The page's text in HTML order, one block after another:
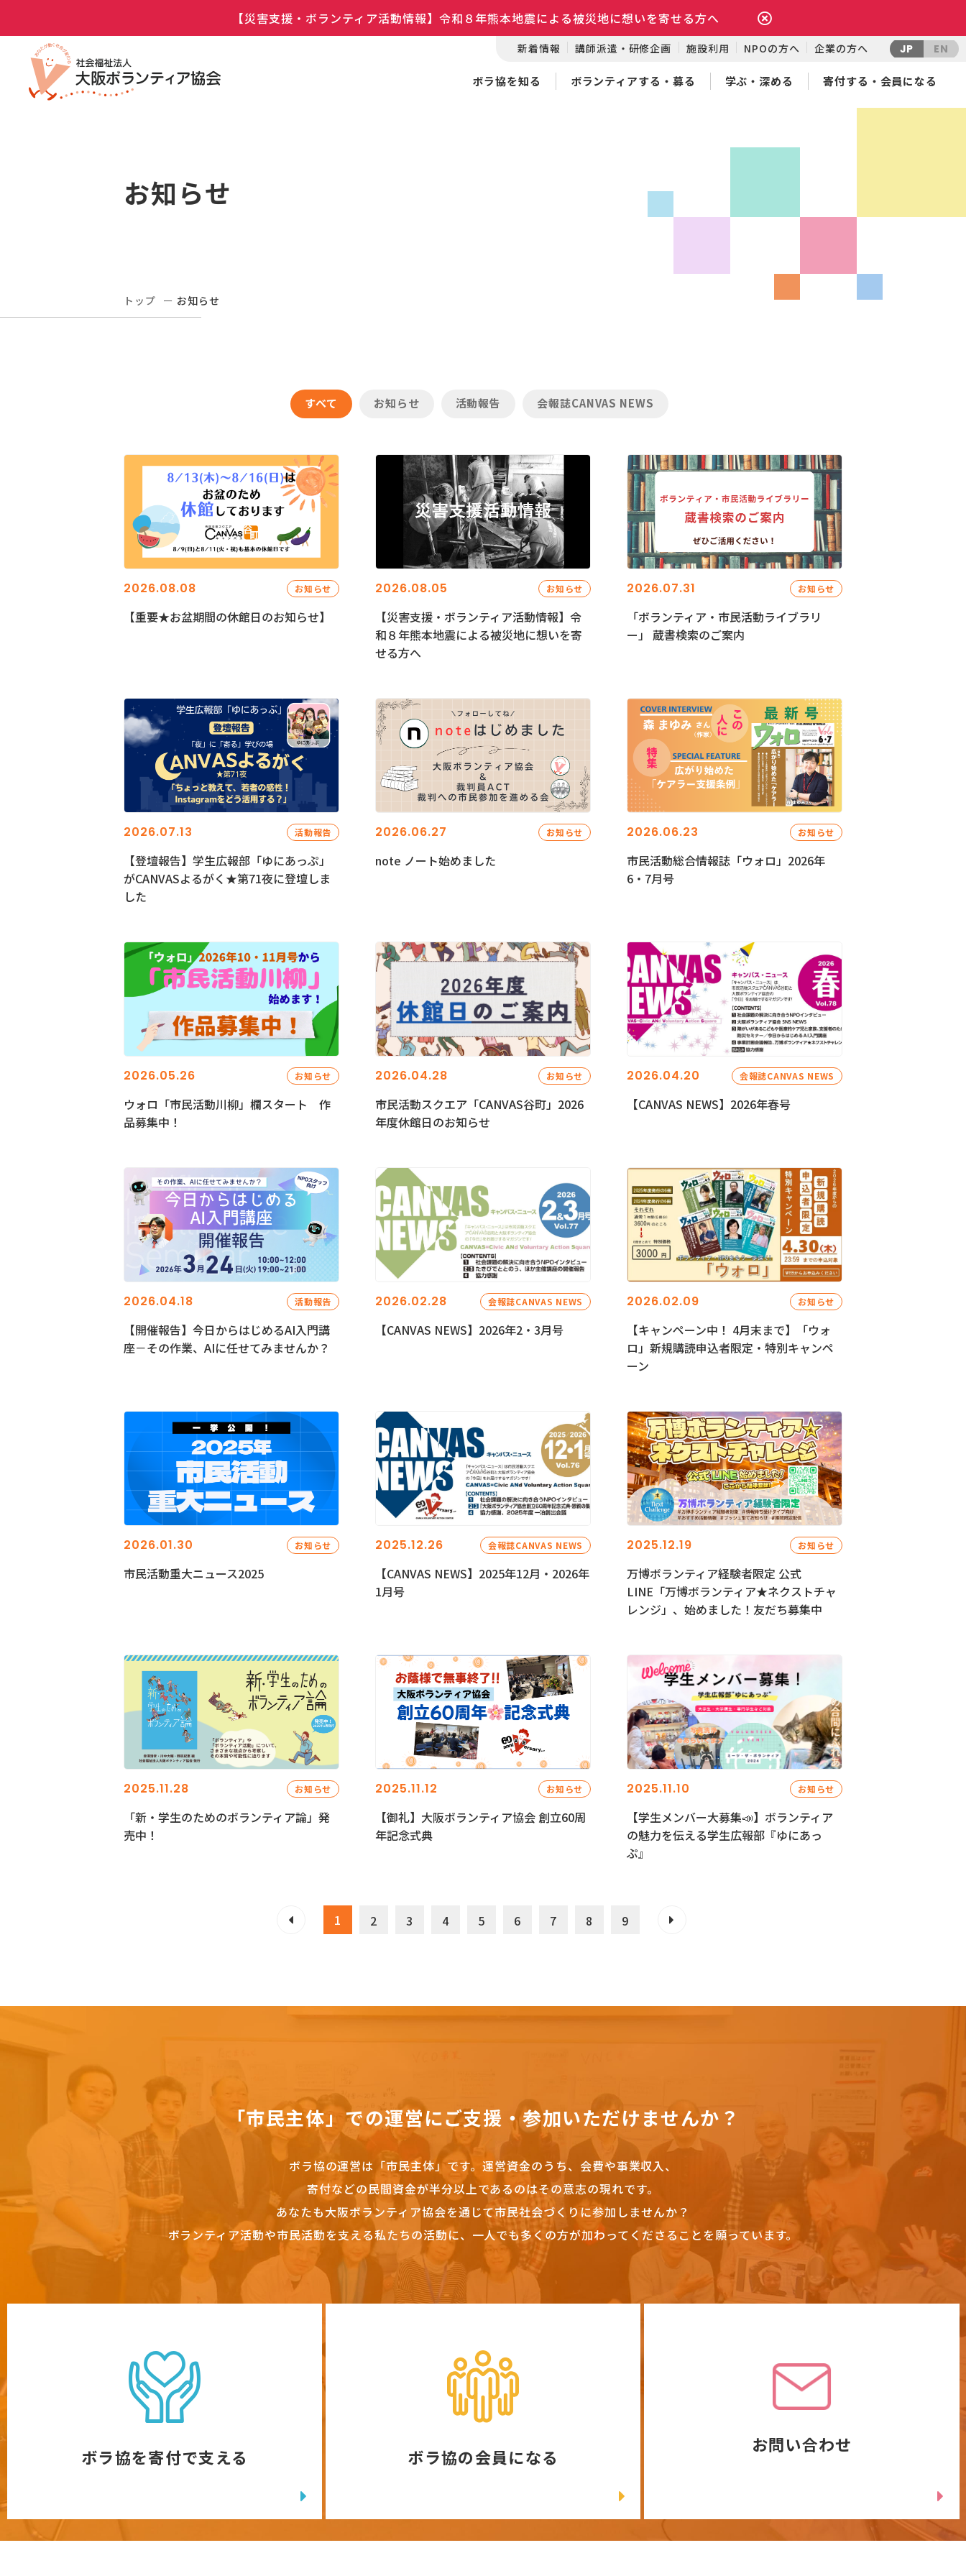
【災害支援・ボランティア活動情報】令和８年熊本地震による被災地に想いを寄せる方へ
新着情報 講師派遣・研修企画 施設利用 NPOの方へ 企業の方へ JP EN
ボラ協を知る ボランティアする・募る 学ぶ・深める 寄付する・会員になる
お知らせ
トップ お知らせ
すべて お知らせ 活動報告 会報誌CANVAS NEWS
2026.08.08 お知らせ
【重要★お盆期間の休館日のお知らせ】
2026.08.05 お知らせ
【災害支援・ボランティア活動情報】令
和８年熊本地震による被災地に想いを寄
せる方へ
2026.07.31 お知らせ
「ボランティア・市民活動ライブラリ
ー」 蔵書検索のご案内
2026.07.13 活動報告
【登壇報告】学生広報部「ゆにあっぷ」
がCANVASよるがく★第71夜に登壇しま
した
2026.06.27 お知らせ
note ノート始めました
2026.06.23 お知らせ
市民活動総合情報誌「ウォロ」2026年
6・7月号
2026.05.26 お知らせ
ウォロ「市民活動川柳」欄スタート 作
品募集中！
2026.04.28 お知らせ
市民活動スクエア「CANVAS谷町」2026
年度休館日のお知らせ
2026.04.20 会報誌CANVAS NEWS
【CANVAS NEWS】2026年春号
2026.04.18 活動報告
【開催報告】今日からはじめるAI入門講
座－その作業、AIに任せてみませんか？
2026.02.28 会報誌CANVAS NEWS
【CANVAS NEWS】2026年2・3月号
2026.02.09 お知らせ
【キャンペーン中！ 4月末まで】「ウォ
ロ」新規購読申込者限定・特別キャンペ
ーン
2026.01.30 お知らせ
市民活動重大ニュース2025
2025.12.26 会報誌CANVAS NEWS
【CANVAS NEWS】2025年12月・2026年
1月号
2025.12.19 お知らせ
万博ボランティア経験者限定 公式
LINE「万博ボランティア★ネクストチャ
レンジ」、始めました！友だち募集中
2025.11.28 お知らせ
「新・学生のためのボランティア論」発
売中！
2025.11.12 お知らせ
【御礼】大阪ボランティア協会 創立60周
年記念式典
2025.11.10 お知らせ
【学生メンバー大募集📣】ボランティア
の魅力を伝える学生広報部『ゆにあっ
ぷ』
1 2 3 4 5 6 7 8 9
「市民主体」での運営にご支援・参加いただけませんか？
ボラ協の運営は「市民主体」です。 運営資金のうち、会費や事業収入、
寄付などの民間資金が半分以上であるのはその意志の現れです。
あなたも大阪ボランティア協会を通じて市民社会づくりに参加しませんか？
ボランティア活動や市民活動を支える私たちの活動に、一人でも多くの方が加わってくださることを願っています。
ボラ協を寄付で支える ボラ協の会員になる
お問い合わせ